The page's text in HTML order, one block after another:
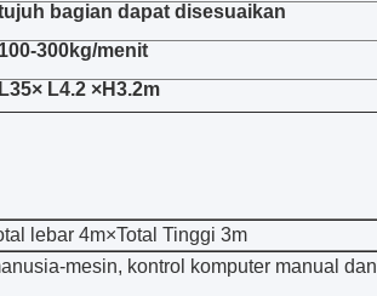
bagian dapat disesuaikan
100-300kg/menit
L35× L4.2 ×H3.2m
lebar 4m×Total Tinggi 3m
mesin, kontrol komputer manual dan